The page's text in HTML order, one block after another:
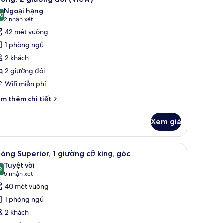
trên 10
Ngoại hạng
2 nhận xét
(2
nhận
xét)
42 mét vuông
1 phòng ngủ
2 khách
2 giường đôi
Wifi miễn phí
thêm chi tiết
Xem giá
bàn Phòng Superior, 1 giường cỡ king, góc |
4 Superior, 1 giường cỡ king, góc
trên 10
Tuyệt vời
5 nhận xét
(5
nhận
xét)
40 mét vuông
1 phòng ngủ
2 khách